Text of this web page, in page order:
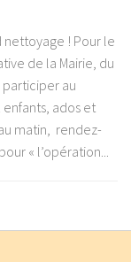
nettoyage ! Pour le
de la Mairie, du
au
enfants, ados et
matin, rendez-
« l’opération...